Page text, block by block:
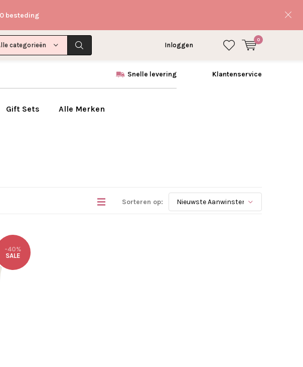
categorieën Inloggen
0
besteding
Snelle levering Klantenservice
Gift Sets Alle Merken
Sorteren op:
-40%
SALE